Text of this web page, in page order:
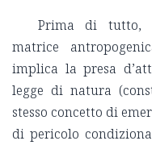
Prima di tutto,
matrice
implica la presa
legge di natura
stesso concetto di
di pericolo